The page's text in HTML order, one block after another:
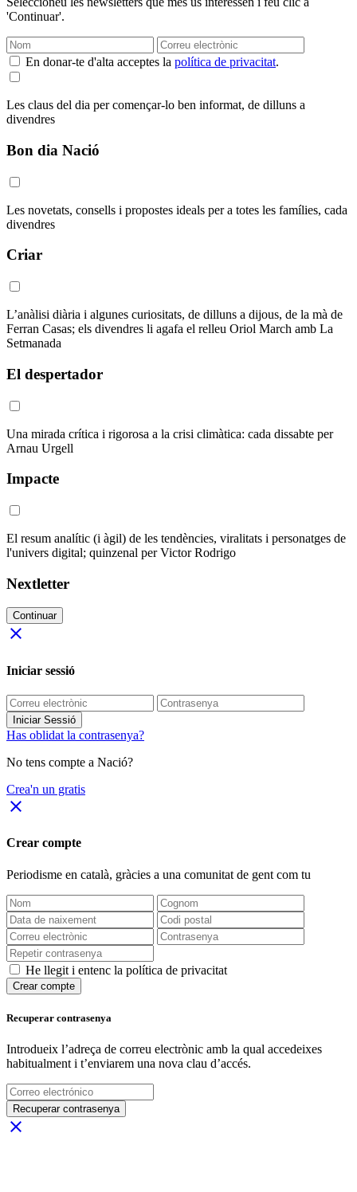
'Continuar'.
En donar-te d'alta acceptes la política de privacitat.
Les claus del dia per començar-lo ben informat, de dilluns a
divendres
Bon dia Nació
Les novetats, consells i propostes ideals per a totes les famílies, cada
divendres
Criar
L’anàlisi diària i algunes curiositats, de dilluns a dijous, de la mà de
Ferran Casas; els divendres li agafa el relleu Oriol March amb La
Setmanada
El despertador
Una mirada crítica i rigorosa a la crisi climàtica: cada dissabte per
Arnau Urgell
Impacte
El resum analític (i àgil) de les tendències, viralitats i personatges de
l'univers digital; quinzenal per Victor Rodrigo
Nextletter
Continuar
close
Iniciar sessió
Iniciar Sessió
Has oblidat la contrasenya?
No tens compte a Nació?
Crea'n un gratis
close
Crear compte
Periodisme en català, gràcies a una comunitat de gent com tu
He llegit i entenc la política de privacitat
Crear compte
Recuperar contrasenya
Introdueix l’adreça de correu electrònic amb la qual accedeixes
habitualment i t’enviarem una nova clau d’accés.
Recuperar contrasenya
close